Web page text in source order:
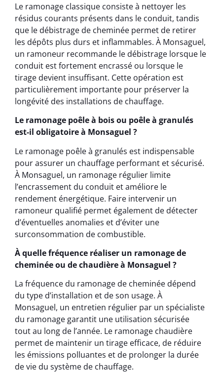
Le ramonage classique consiste à nettoyer les
résidus courants présents dans le conduit, tandis
que le débistrage de cheminée permet de retirer
les dépôts plus durs et inflammables. À Monsaguel,
un ramoneur recommande le débistrage lorsque le
conduit est fortement encrassé ou lorsque le
tirage devient insuffisant. Cette opération est
particulièrement importante pour préserver la
longévité des installations de chauffage.
Le ramonage poêle à bois ou poêle à granulés
est-il obligatoire à Monsaguel ?
Le ramonage poêle à granulés est indispensable
pour assurer un chauffage performant et sécurisé.
À Monsaguel, un ramonage régulier limite
l’encrassement du conduit et améliore le
rendement énergétique. Faire intervenir un
ramoneur qualifié permet également de détecter
d’éventuelles anomalies et d’éviter une
surconsommation de combustible.
À quelle fréquence réaliser un ramonage de
cheminée ou de chaudière à Monsaguel ?
La fréquence du ramonage de cheminée dépend
du type d’installation et de son usage. À
Monsaguel, un entretien régulier par un spécialiste
du ramonage garantit une utilisation sécurisée
tout au long de l’année. Le ramonage chaudière
permet de maintenir un tirage efficace, de réduire
les émissions polluantes et de prolonger la durée
de vie du système de chauffage.